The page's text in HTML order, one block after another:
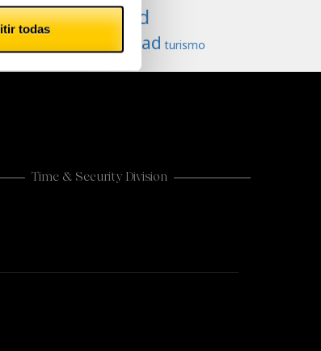
todas Seguridad
tranquilidad turismo
Time & Security Division